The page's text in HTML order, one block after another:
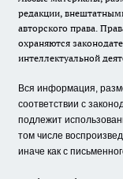
редакции,
авторского права.
охраняются
интеллектуальной
Вся информация,
соответствии с
подлежит
том числе
иначе как с